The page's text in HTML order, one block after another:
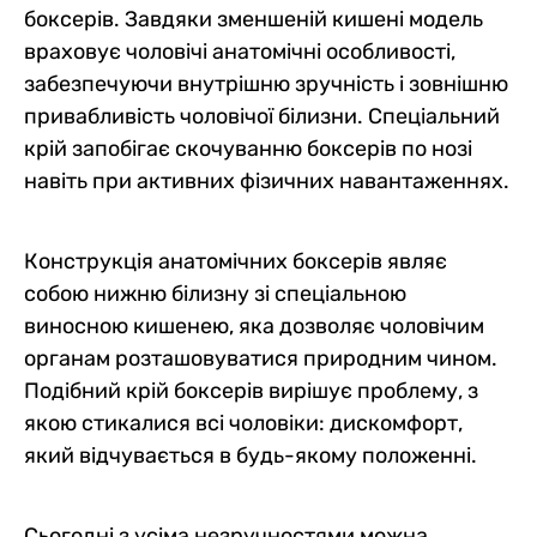
боксерів. Завдяки зменшеній кишені модель
враховує чоловічі анатомічні особливості,
забезпечуючи внутрішню зручність і зовнішню
привабливість чоловічої білизни. Спеціальний
крій запобігає скочуванню боксерів по нозі
навіть при активних фізичних навантаженнях.
Конструкція анатомічних боксерів являє
собою нижню білизну зі спеціальною
виносною кишенею, яка дозволяє чоловічим
органам розташовуватися природним чином.
Подібний крій боксерів вирішує проблему, з
якою стикалися всі чоловіки: дискомфорт,
який відчувається в будь-якому положенні.